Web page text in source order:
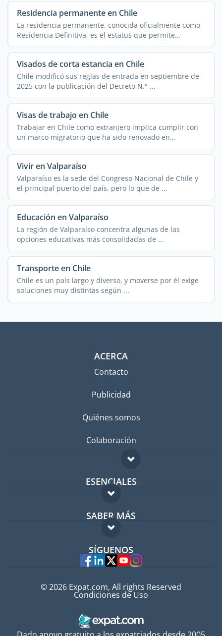
Residencia permanente en Chile
La residencia permanente, conocida oficialmente como
Residencia Definitiva, es el estatus que permite
establecerse ...
Visados de corta estancia en Chile
Chile modificó sus reglas de entrada en septiembre de
2025 con la publicación del Decreto N.° ...
Visas de trabajo en Chile
Trabajar en Chile como extranjero implica cumplir con
un marco migratorio que ha sido renovado en
profundidad y ...
Vivir en Valparaíso
Valparaíso es la sede del Congreso Nacional de Chile y
el principal puerto del país, pero lo que de ...
Educación en Valparaíso
La región de Valparaíso concentra algunas de las
opciones educativas más consolidadas de ...
Transporte en Chile
Chile es un país largo y diverso, y moverse por él exige
soluciones muy distintas según ...
ACERCA
Contacto
Publicidad
Quiénes somos
Colaboración
ESENCIALES
Foro para expatriados
Guía para expatriados
Trabajos en el extranjero
SABER MÁS
FAQ
Expertos
SÍGUENOS
© 2026 Expat.com, All rights Reserved
Condiciones de Uso